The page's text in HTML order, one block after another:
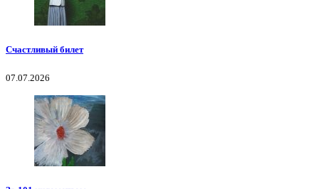
Счастливый билет
07.07.2026